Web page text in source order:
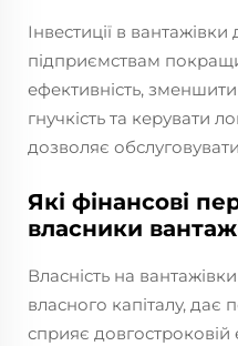
Інвестиції в
підприємствам
ефективність,
гнучкість та керувати
дозволяє
Які фінансові
власники
Власність на
власного капіталу, дає
сприяє довгостроковій